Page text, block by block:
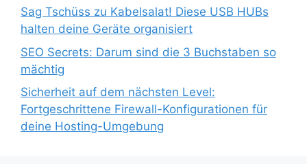
Sag Tschüss zu Kabelsalat! Diese USB HUBs
halten deine Geräte organisiert
SEO Secrets: Darum sind die 3 Buchstaben so
mächtig
Sicherheit auf dem nächsten Level:
Fortgeschrittene Firewall-Konfigurationen für
deine Hosting-Umgebung